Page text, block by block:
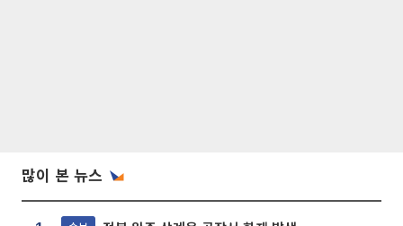
많이 본 뉴스